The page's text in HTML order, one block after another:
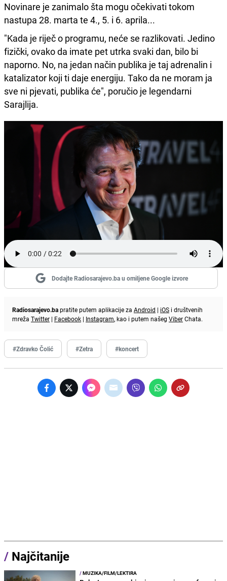
Novinare je zanimalo šta mogu očekivati tokom
nastupa 28. marta te 4., 5. i 6. aprila...
"Kada je riječ o programu, neće se razlikovati. Jedino
fizički, ovako da imate pet utrka svaki dan, bilo bi
naporno. No, na jedan način publika je taj adrenalin i
katalizator koji ti daje energiju. Tako da ne moram ja
sve ni pjevati, publika će", poručio je legendarni
Sarajlija.
Dodajte Radiosarajevo.ba u omiljene Google izvore
Radiosarajevo.bapratite putem aplikacije za Android | iOS i društvenih
mreža Twitter | Facebook | Instagram, kao i putem našeg ViberChata.
#Zdravko Čolić #Zetra #koncert
/ Najčitanije
/MUZIKA/FILM/LEKTIRA